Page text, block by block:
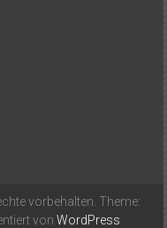
vorbehalten. Theme:
von WordPress